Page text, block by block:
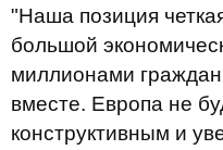
"Наша позиция
большой
миллионами
вместе. Европа не
конструктивным и